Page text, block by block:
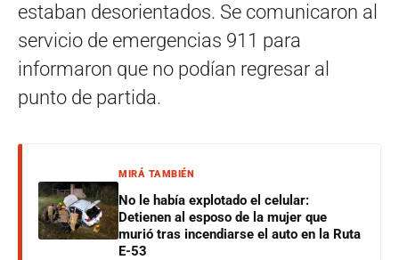
estaban desorientados. Se comunicaron al
servicio de emergencias 911 para
informaron que no podían regresar al
punto de partida.
MIRÁ TAMBIÉN
No le había explotado el celular:
Detienen al esposo de la mujer que
murió tras incendiarse el auto en la Ruta
E-53